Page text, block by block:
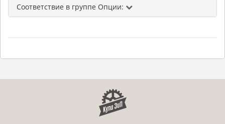
Соответствие в группе Опции: